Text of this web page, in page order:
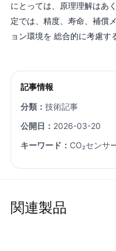
にとっては、原理理解はあ
定では、精度、寿命、補償
ョン環境を 総合的に考慮す
記事情報
分類： 技術記事
公開日： 2026-03-20
キーワード： CO₂センサ
関連製品